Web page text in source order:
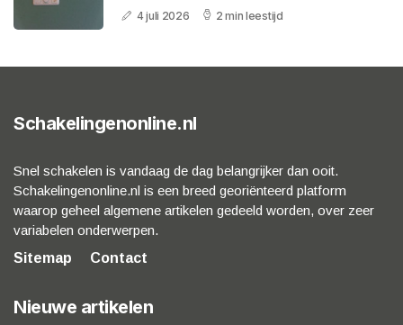
4 juli 2026 2 min leestijd
Schakelingenonline.nl
Snel schakelen is vandaag de dag belangrijker dan ooit.
Schakelingenonline.nl is een breed georiënteerd platform
waarop geheel algemene artikelen gedeeld worden, over zeer
variabelen onderwerpen.
Sitemap
Contact
Nieuwe artikelen